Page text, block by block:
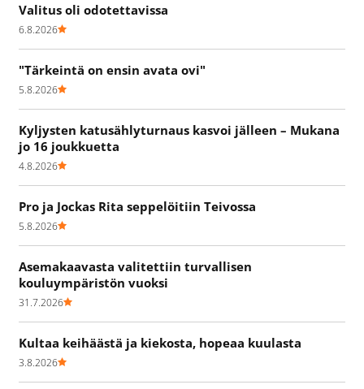
Valitus oli odotettavissa
6.8.2026
"Tärkeintä on ensin avata ovi"
5.8.2026
Kyljysten katusählyturnaus kasvoi jälleen – Mukana
jo 16 joukkuetta
4.8.2026
Pro ja Jockas Rita seppelöitiin Teivossa
5.8.2026
Asemakaavasta valitettiin turvallisen
kouluympäristön vuoksi
31.7.2026
Kultaa keihäästä ja kiekosta, hopeaa kuulasta
3.8.2026